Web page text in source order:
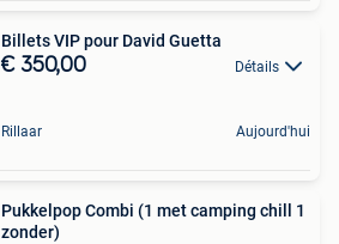
Billets VIP pour David Guetta
€ 350,00 Détails
Rillaar Aujourd'hui
Pukkelpop Combi (1 met camping chill 1
zonder)